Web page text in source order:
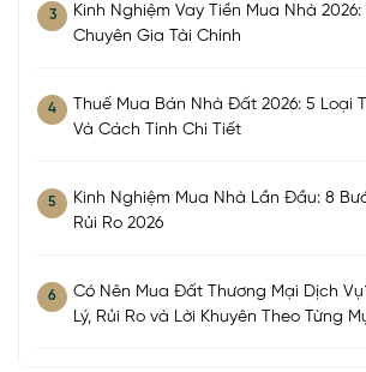
3
Kinh Nghiệm Vay Tiền Mua Nhà 2026:
Chuyên Gia Tài Chính
4
Thuế Mua Bán Nhà Đất 2026: 5 Loại
Và Cách Tính Chi Tiết
5
Kinh Nghiệm Mua Nhà Lần Đầu: 8
Rủi Ro 2026
6
Có Nên Mua Đất Thương Mại Dịch
Lý, Rủi Ro và Lời Khuyên Theo Từng